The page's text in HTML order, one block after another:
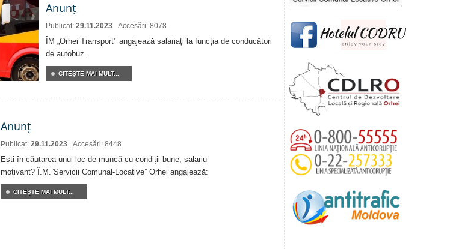
Anunț
Publicat: 29.11.2023 Accesări: 8078
ÎM „Orhei Transport" angajează salariați la funcția de conducători
de autobuz.
CITEŞTE MAI MULT...
Anunț
Publicat: 29.11.2023 Accesări: 8448
Ești în căutarea unui loc de muncă cu condiții bune, salariu
motivant? Î.M.”Servicii Comunal-Locative” Orhei angajează:
CITEŞTE MAI MULT...